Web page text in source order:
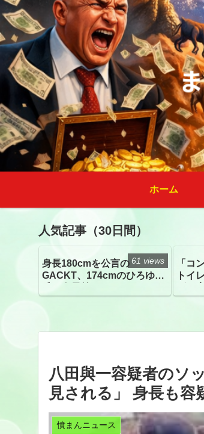
ホーム
人気記事（30日間）
身長180cmを公言の
GACKT、174cmのひろゆき
トざわつき イベントでの写
61 views
「コ
トイ
八田與一容疑者のソ
見される」 身長も容
憤まんニュース